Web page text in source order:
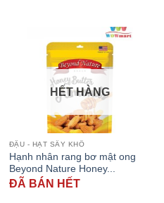
HẾT HÀNG
ĐẬU - HẠT SẤY KHÔ
Hạnh nhân rang bơ mật ong
Beyond Nature Honey...
ĐÃ BÁN HẾT